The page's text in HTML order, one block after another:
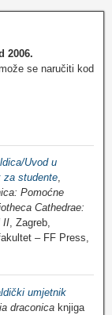
2006.
se naručiti kod
Uvod u
za studente,
Pomoćne
Cathedrae:
II, Zagreb,
– FF Press,
umjetnik
draconica knjiga